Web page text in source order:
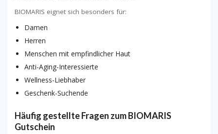
BIOMARIS eignet sich besonders für:
Damen
Herren
Menschen mit empfindlicher Haut
Anti-Aging-Interessierte
Wellness-Liebhaber
Geschenk-Suchende
Häufig gestellte Fragen zum BIOMARIS
Gutschein